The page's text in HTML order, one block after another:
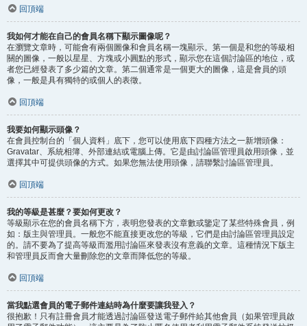
回頂端
我如何才能在自己的會員名稱下顯示圖像呢？
在瀏覽文章時，可能會有兩個圖像和會員名稱一塊顯示。第一個是和您的等級相
關的圖像，一般以星星、方塊或小圓點的形式，顯示您在這個討論區的地位，或
者您已經發表了多少篇的文章。第二個通常是一個更大的圖像，這是會員的頭
像，一般是具有獨特的或個人的表徵。
回頂端
我要如何顯示頭像？
在會員控制台的「個人資料」底下，您可以使用底下四種方法之一新增頭像：
Gravatar、系統相簿、外部連結或電腦上傳。它是由討論區管理員啟用頭像，並
選擇其中可提供頭像的方式。如果您無法使用頭像，請聯繫討論區管理員。
回頂端
我的等級是甚麼？要如何更改？
等級顯示在您的會員名稱下方，表明您發表的文章數或鑒定了某些特殊會員，例
如：版主與管理員。一般您不能直接更改您的等級，它們是由討論區管理員設定
的。請不要為了提高等級而濫用討論區來發表沒有意義的文章。這種情況下版主
和管理員反而會大量刪除您的文章而降低您的等級。
回頂端
當我點選會員的電子郵件連結時為什麼要讓我登入？
很抱歉！只有註冊會員才能透過討論區發送電子郵件給其他會員（如果管理員啟